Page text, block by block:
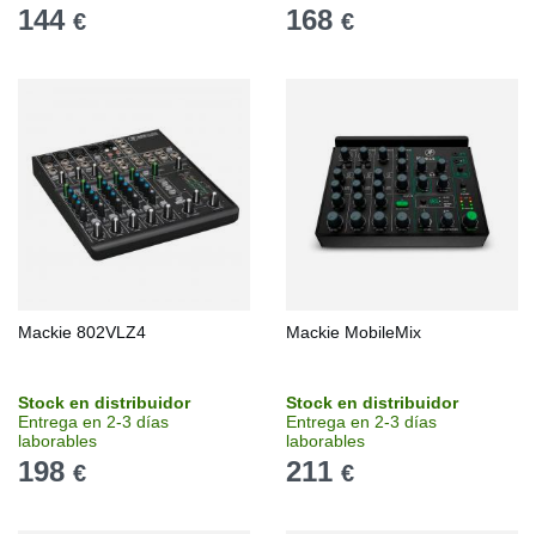
144 € 168 €
Mackie 802VLZ4
Stock en distribuidor
Entrega en 2-3 días
laborables
198 €
Mackie MobileMix
Stock en distribuidor
Entrega en 2-3 días
laborables
211 €